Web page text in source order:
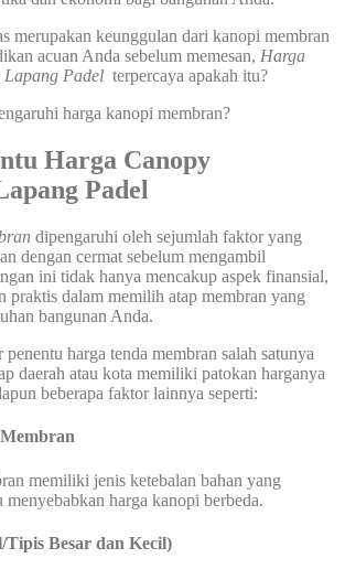
merupakan keunggulan dari kanopi membran
acuan Anda sebelum memesan, Harga
Padel terpercaya apakah itu?
harga kanopi membran?
Harga Canopy
Padel
dipengaruhi oleh sejumlah faktor yang
dengan cermat sebelum mengambil
ini tidak hanya mencakup aspek finansial,
praktis dalam memilih atap membran yang
bangunan Anda.
harga tenda membran salah satunya
daerah atau kota memiliki patokan harganya
beberapa faktor lainnya seperti:
memiliki jenis ketebalan bahan yang
menyebabkan harga kanopi berbeda.
Tipis Besar dan Kecil)